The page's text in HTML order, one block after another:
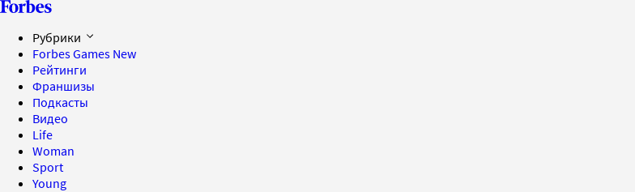
Рубрики
Forbes Games New
Рейтинги
Франшизы
Подкасты
Видео
Life
Woman
Sport
Young